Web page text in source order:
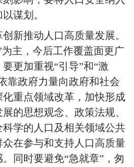
谋划。
新推动人口高质量发展。
主，今后工作覆盖面更广
更加重视“引导”和“激
靠政府力量向政府和社会
重点领域改革，加快形成
的思想观念、政策法规、
学的人口及相关领域公共
在参与和支持人口高质量
同时要避免“急就章”，匆